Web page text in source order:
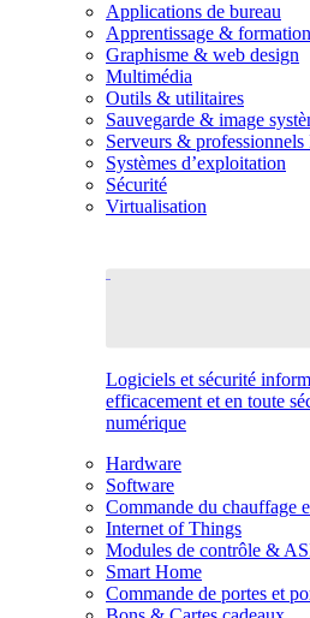
Applications de bureau
Apprentissage & formation
Graphisme & web design
Multimédia
Outils & utilitaires
Sauvegarde & image
Serveurs &
Systèmes d’exploitation
Sécurité
Virtualisation
Logiciels et sécurité
efficacement et en toute
numérique
Hardware
Software
Commande du chauffage
Internet of Things
Modules de contrôle &
Smart Home
Commande de portes et